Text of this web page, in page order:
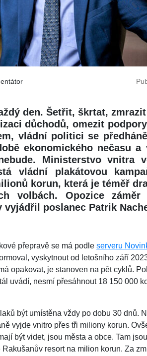
den. Šetřit, škrtat,
důchodů, omezit
vládní politici se
ekonomického nečasu a
Ministerstvo vnitra
vládní plakátovou
korun, která je téměř
volbách. Opozice
poslanec Patrik
přepravě se má podle serveru
vyskytnout od letošního září
opakovat, je stanoven na pět cyklů.
uvádí, nesmí přesáhnout 18 150 000
být umístěna vždy po dobu 30 dnů.
vyjde vnitro přes tři miliony korun.
být videt, jsou města a obce. Tam
resort na milion korun. Za